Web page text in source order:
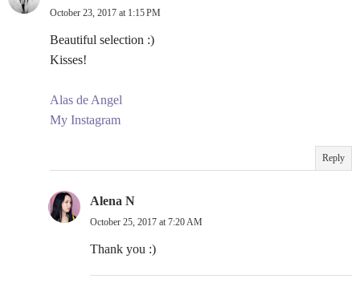
October 23, 2017 at 1:15 PM
Beautiful selection :)
Kisses!
Alas de Angel
My Instagram
Reply
Alena N
October 25, 2017 at 7:20 AM
Thank you :)